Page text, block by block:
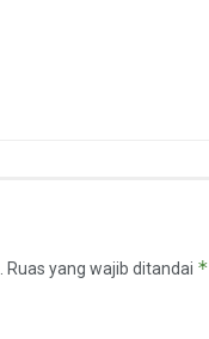
Ruas yang wajib ditandai *